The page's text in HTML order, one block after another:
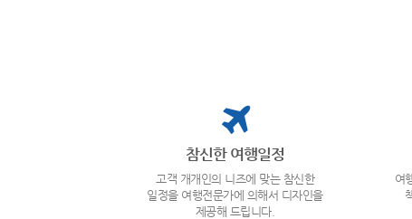
참신한 여행일정
고객 개개인의 니즈에 맞는 참신한
일정을 여행전문가에 의해서 디자인을
제공해 드립니다.
여